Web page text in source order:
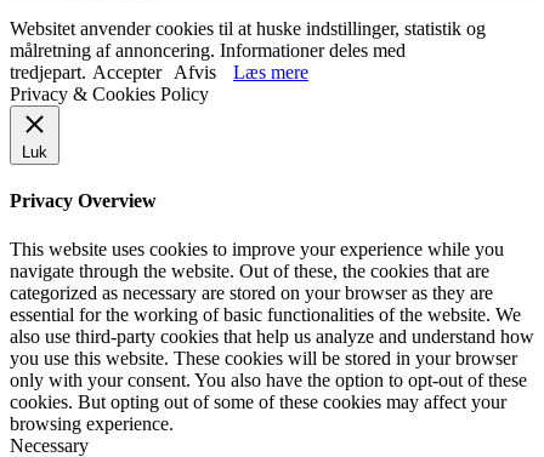
Websitet anvender cookies til at huske indstillinger, statistik og
målretning af annoncering. Informationer deles med
tredjepart. Accepter Afvis
Læs mere
Privacy & Cookies Policy
Luk
Privacy Overview
This website uses cookies to improve your experience while you
navigate through the website. Out of these, the cookies that are
categorized as necessary are stored on your browser as they are
essential for the working of basic functionalities of the website. We
also use third-party cookies that help us analyze and understand how
you use this website. These cookies will be stored in your browser
only with your consent. You also have the option to opt-out of these
cookies. But opting out of some of these cookies may affect your
browsing experience.
Necessary